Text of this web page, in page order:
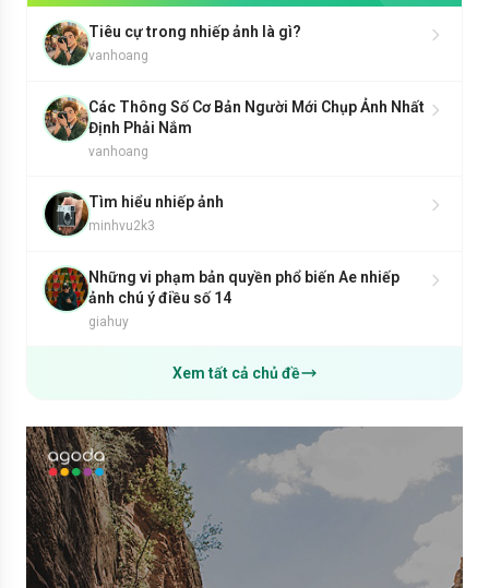
Tiêu cự trong nhiếp ảnh là gì?
vanhoang
Các Thông Số Cơ Bản Người Mới Chụp Ảnh Nhất
Định Phải Nắm
vanhoang
Tìm hiểu nhiếp ảnh
minhvu2k3
Những vi phạm bản quyền phổ biến Ae nhiếp
ảnh chú ý điều số 14
giahuy
Xem tất cả chủ đề